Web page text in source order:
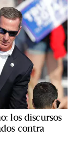
los discursos
contra